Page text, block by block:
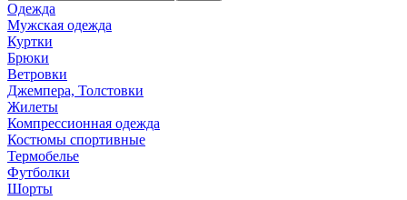
Одежда
Мужская одежда
Куртки
Брюки
Ветровки
Джемпера, Толстовки
Жилеты
Компрессионная одежда
Костюмы спортивные
Термобелье
Футболки
Шорты